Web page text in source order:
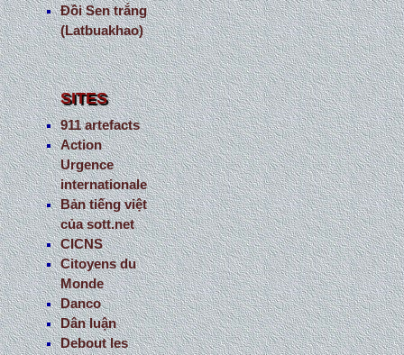
Đồi Sen trắng
(Latbuakhao)
SITES
911 artefacts
Action
Urgence
internationale
Bản tiếng việt
của sott.net
CICNS
Citoyens du
Monde
Danco
Dân luận
Debout les